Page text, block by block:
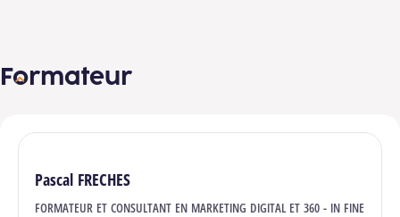
Formateur
Pascal FRECHES
FORMATEUR ET CONSULTANT EN MARKETING DIGITAL ET 360 - IN FINE